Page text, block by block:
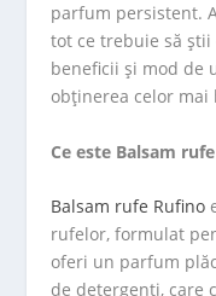
parfum persistent.
tot ce trebuie să știi
beneficii și mod de
obținerea celor
Ce este Balsam
Balsam rufe Rufino
rufelor, formulat
oferi un parfum
de detergenți, care